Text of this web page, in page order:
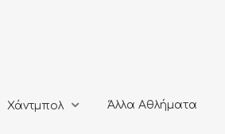
Χάντμπολ Άλλα Αθλήματα